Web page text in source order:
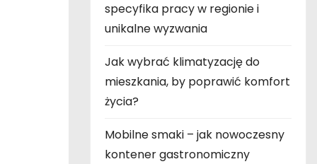
specyfika pracy w regionie i
unikalne wyzwania
Jak wybrać klimatyzację do
mieszkania, by poprawić komfort
życia?
Mobilne smaki – jak nowoczesny
kontener gastronomiczny